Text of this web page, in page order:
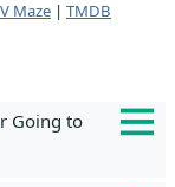
Maze | TMDB
Going to